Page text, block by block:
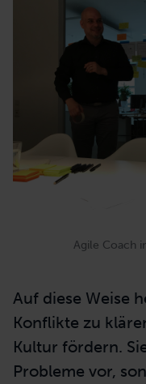
Agile Coach
Auf diese Weise
Konflikte zu
Kultur fördern.
Probleme vor,